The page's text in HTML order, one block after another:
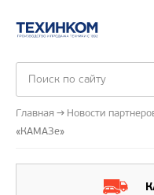
Главная Новости
«КАМАЗе»